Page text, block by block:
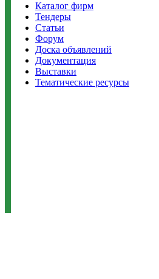
Каталог фирм
Тендеры
Статьи
Форум
Доска объявлений
Документация
Выставки
Тематические ресурсы